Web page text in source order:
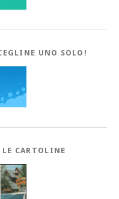
UNO SOLO!
CARTOLINE